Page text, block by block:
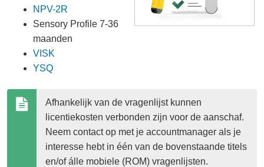
NPV-2R
Sensory Profile 7-36
maanden
VISK
YSQ
Afhankelijk van de vragenlijst kunnen
licentiekosten verbonden zijn voor de aanschaf.
Neem contact op met je accountmanager als je
interesse hebt in één van de bovenstaande titels
en/of álle mobiele (ROM) vragenlijsten.